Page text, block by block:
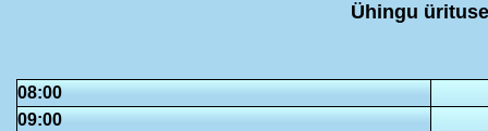
Ühingu
08:00
09:00